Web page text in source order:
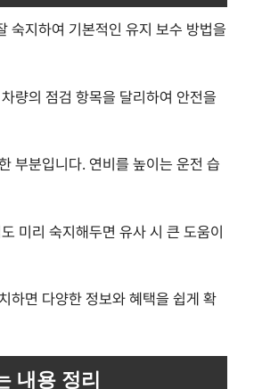
숙지하여 기본적인 유지 보수 방법을
량의 점검 항목을 달리하여 안전을
부분입니다. 연비를 높이는 운전 습
미리 숙지해두면 유사 시 큰 도움이
하면 다양한 정보와 혜택을 쉽게 확
내용 정리